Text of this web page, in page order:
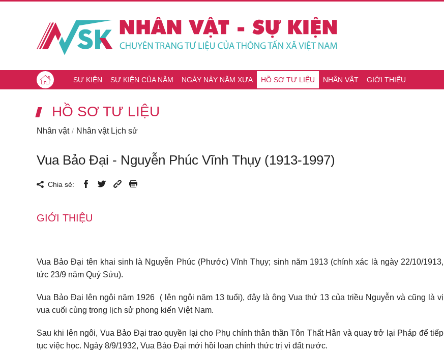
SỰ KIỆN SỰ KIỆN CỦA NĂM NGÀY NÀY NĂM XƯA HỒ SƠ TƯ LIỆU NHÂN VẬT GIỚI THIỆU
HỒ SƠ TƯ LIỆU
Nhân vật Nhân vật Lịch sử
Vua Bảo Đại - Nguyễn Phúc Vĩnh Thụy (1913-1997)
Chia sẻ:
GIỚI THIỆU
Vua Bảo Đại tên khai sinh là Nguyễn Phúc (Phước) Vĩnh Thụy; sinh năm 1913 (chính xác là ngày 22/10/1913,
tức 23/9 năm Quý Sửu).
Vua Bảo Đại lên ngôi năm 1926 ( lên ngôi năm 13 tuổi), đây là ông Vua thứ 13 của triều Nguyễn và cũng là vị
vua cuối cùng trong lịch sử phong kiến Việt Nam.
Sau khi lên ngôi, Vua Bảo Đại trao quyền lại cho Phụ chính thân thần Tôn Thất Hân và quay trở lại Pháp để tiếp
tục việc học. Ngày 8/9/1932, Vua Bảo Đại mới hồi loan chính thức trị vì đất nước.